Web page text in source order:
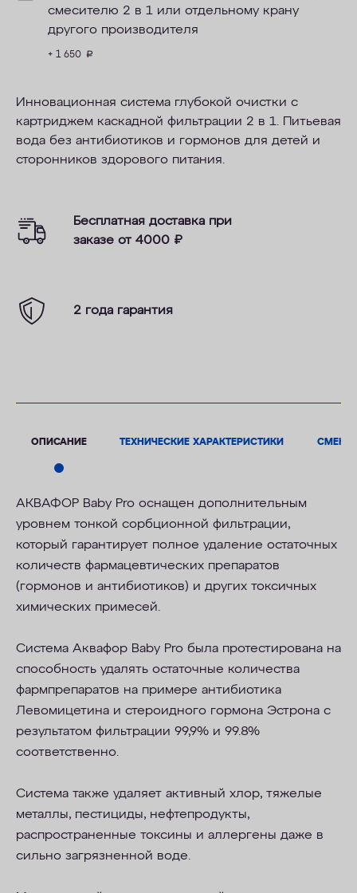
смесителю 2 в 1 или отдельному крану
другого производителя
+ 1 650 руб.
Инновационная система глубокой очистки с
картриджем каскадной фильтрации 2 в 1. Питьевая
вода без антибиотиков и гормонов для детей и
сторонников здорового питания.
Бесплатная доставка при
заказе от 4000 ₽
2 года гарантия
ОПИСАНИЕ ТЕХНИЧЕСКИЕ ХАРАКТЕРИСТИКИ
АКВАФОР Baby Pro оснащен дополнительным
уровнем тонкой сорбционной фильтрации,
который гарантирует полное удаление остаточных
количеств фармацевтических препаратов
(гормонов и антибиотиков) и других токсичных
химических примесей.
Система Аквафор Baby Pro была протестирована на
способность удалять остаточные количества
фармпрепаратов на примере антибиотика
Левомицетина и стероидного гормона Эстрона с
результатом фильтрации 99,9% и 99.8%
соответственно.
Система также удаляет активный хлор, тяжелые
металлы, пестициды, нефтепродукты,
распространенные токсины и аллергены даже в
сильно загрязненной воде.